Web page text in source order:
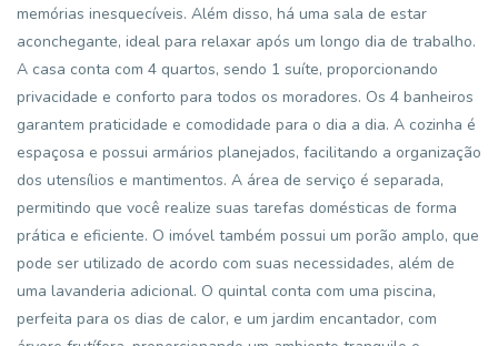
memórias inesquecíveis. Além disso, há uma sala de estar
aconchegante, ideal para relaxar após um longo dia de trabalho.
A casa conta com 4 quartos, sendo 1 suíte, proporcionando
privacidade e conforto para todos os moradores. Os 4 banheiros
garantem praticidade e comodidade para o dia a dia. A cozinha é
espaçosa e possui armários planejados, facilitando a organização
dos utensílios e mantimentos. A área de serviço é separada,
permitindo que você realize suas tarefas domésticas de forma
prática e eficiente. O imóvel também possui um porão amplo, que
pode ser utilizado de acordo com suas necessidades, além de
uma lavanderia adicional. O quintal conta com uma piscina,
perfeita para os dias de calor, e um jardim encantador, com